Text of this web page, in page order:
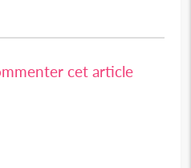
cet article